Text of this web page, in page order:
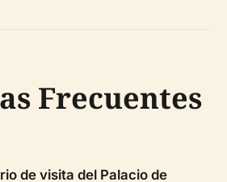
Frecuentes
de visita del Palacio de